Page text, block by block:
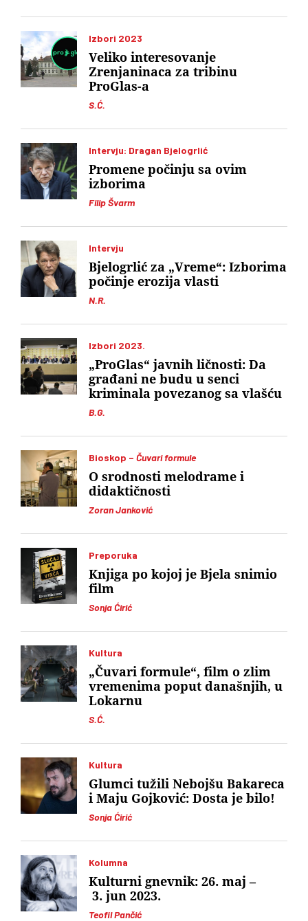
Izbori 2023
S.Ć.
Veliko interesovanje
Zrenjaninaca za tribinu
ProGlas-a
Intervju: Dragan Bjelogrlić
Filip Švarm
Promene počinju sa ovim
izborima
Intervju
N.R.
Bjelogrlić za „Vreme“: Izborima
počinje erozija vlasti
Izbori 2023.
B.G.
„ProGlas“ javnih ličnosti: Da
građani ne budu u senci
kriminala povezanog sa vlašću
Bioskop – Čuvari formule
Zoran Janković
O srodnosti melodrame i
didaktičnosti
Preporuka
Sonja Ćirić
Knjiga po kojoj je Bjela snimio
film
Kultura
S.Ć.
„Čuvari formule“, film o zlim
vremenima poput današnjih, u
Lokarnu
Kultura
Sonja Ćirić
Glumci tužili Nebojšu Bakareca
i Maju Gojković: Dosta je bilo!
Kolumna
Teofil Pančić
Kulturni gnevnik: 26. maj –
3. jun 2023.